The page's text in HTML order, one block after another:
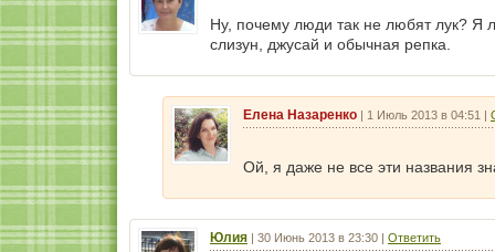
Ну, почему люди так не любят лук? Я
слизун, джусай и обычная репка.
Елена Назаренко | 1 Июль 2013 в 04:51 |
Ой, я даже не все эти названия
Юлия | 30 Июнь 2013 в 23:30 | Ответить